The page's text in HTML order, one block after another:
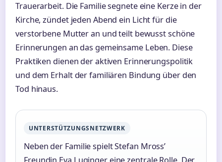
Trauerarbeit. Die Familie segnete eine Kerze in der
Kirche, zündet jeden Abend ein Licht für die
verstorbene Mutter an und teilt bewusst schöne
Erinnerungen an das gemeinsame Leben. Diese
Praktiken dienen der aktiven Erinnerungspolitik
und dem Erhalt der familiären Bindung über den
Tod hinaus.
UNTERSTÜTZUNGSNETZWERK
Neben der Familie spielt Stefan Mross’